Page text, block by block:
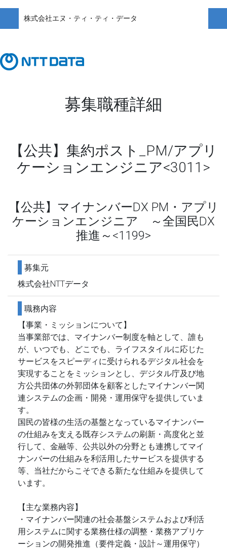
株式会社エヌ・ティ・ティ・データ
募集職種詳細
【公共】集約ポスト_PM/アプリ
ケーションエンジニア<3011>
【公共】マイナンバーDX PM・アプリ
ケーションエンジニア ～全国民DX
推進～<1199>
募集元
株式会社NTTデータ
職務内容
【事業・ミッションについて】
当事業部では、マイナンバー制度を軸として、誰も
が、いつでも、どこでも、ライフスタイルに応じた
サービスをスピーディに受けられるデジタル社会を
実現することをミッションとし、デジタル庁及び地
方公共団体の外郭団体を顧客としたマイナンバー関
連システムの企画・開発・運用保守を提供していま
す。
国民の皆様の生活の基盤となっているマイナンバー
の仕組みを支える既存システムの刷新・高度化と並
行して、金融等、公共以外の分野とも連携してマイ
ナンバーの仕組みを利活用したサービスを提供する
等、当社だからこそできる新たな仕組みを提供して
います。
【主な業務内容】
・マイナンバー関連の社会基盤システムおよび利活
用システムに関する業務仕様の調整・業務アプリケ
ーションの開発推進（要件定義・設計～運用保守）